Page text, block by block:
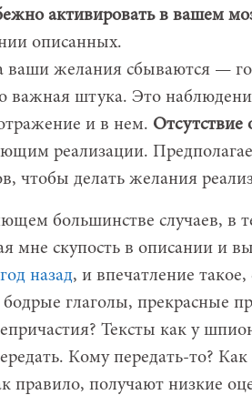
активировать в вашем
описанных.
ваши желания сбываются —
важная штука. Это
и в нем. Отсутствие
реализации.
чтобы делать желания
большинстве случаев, в
мне скупость в описании и
год назад, и впечатление
бодрые глаголы, прекрасные
Тексты как у
Кому передать-то?
правило, получают низкие